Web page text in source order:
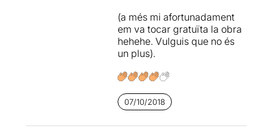
pot arribar i on es troba la
línia vermella .... de les
mitges veritats i de les
mitges mentides...
...i tot això amb un text
que sorprèn a cada escena i
que fa passar una molt bona
estona als espectadors
(a més mi afortunadament
em va tocar gratuïta la obra
hehehe. Vulguis que no és
un plus).
07/10/2018